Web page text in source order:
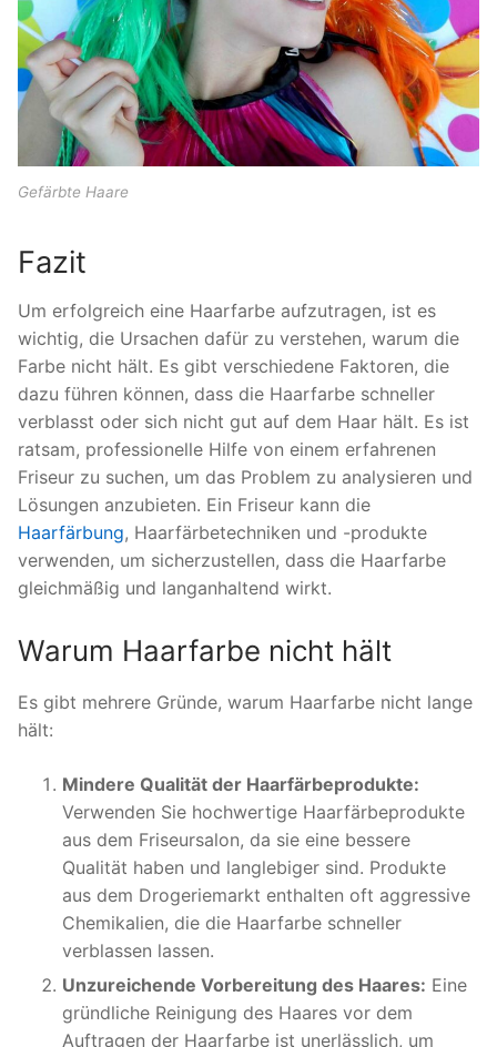
Gefärbte Haare
Fazit
Um erfolgreich eine Haarfarbe aufzutragen, ist es
wichtig, die Ursachen dafür zu verstehen, warum die
Farbe nicht hält. Es gibt verschiedene Faktoren, die
dazu führen können, dass die Haarfarbe schneller
verblasst oder sich nicht gut auf dem Haar hält. Es ist
ratsam, professionelle Hilfe von einem erfahrenen
Friseur zu suchen, um das Problem zu analysieren und
Lösungen anzubieten. Ein Friseur kann die
Haarfärbung, Haarfärbetechniken und -produkte
verwenden, um sicherzustellen, dass die Haarfarbe
gleichmäßig und langanhaltend wirkt.
Warum Haarfarbe nicht hält
Es gibt mehrere Gründe, warum Haarfarbe nicht lange
hält:
Mindere Qualität der Haarfärbeprodukte:
Verwenden Sie hochwertige Haarfärbeprodukte
aus dem Friseursalon, da sie eine bessere
Qualität haben und langlebiger sind. Produkte
aus dem Drogeriemarkt enthalten oft aggressive
Chemikalien, die die Haarfarbe schneller
verblassen lassen.
Unzureichende Vorbereitung des Haares: Eine
gründliche Reinigung des Haares vor dem
Auftragen der Haarfarbe ist unerlässlich, um